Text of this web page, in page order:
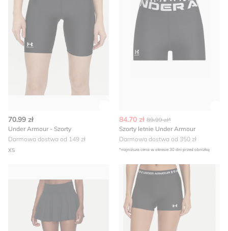
70.99 zł
Under Armour - Szorty
Darmowa dostwa od 149 zł
XS
84.70 zł 89.99 zł*
Szorty letnie Under Armour
Darmowa dostwa od 350 zł
*najniższa cena w okresie 30 dni przed obniżką
Szorty na lato Under Armour